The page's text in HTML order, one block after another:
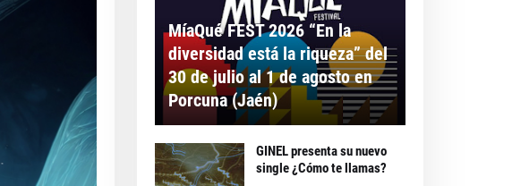
MíaQué FEST 2026 “En la
diversidad está la riqueza” del
30 de julio al 1 de agosto en
Porcuna (Jaén)
GINEL presenta su nuevo
single ¿Cómo te llamas?